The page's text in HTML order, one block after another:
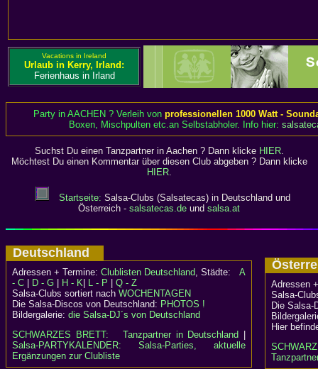
Vacations in Ireland
Urlaub in Kerry, Irland:
Ferienhaus in Irland
Party in AACHEN ? Verleih von professionellen 1000 Watt -
Boxen, Mischpulten etc.an Selbstabholer. Info hier:
Suchst Du einen Tanzpartner in Aachen ? Dann klicke HIER.
Möchtest Du einen Kommentar über diesen Club abgeben ? Dann klicke
HIER.
Startseite: Salsa-Clubs (Salsatecas) in Deutschland und
Österreich - salsatecas.de und salsa.at
Deutschland
Adressen + Termine: Clublisten Deutschland, Städte: A
- C
D - G H - K L - P
Q - Z
Salsa-Clubs sortiert nach WOCHENTAGEN
Die Salsa-Discos von Deutschland: PHOTOS !
Bildergalerie: die Salsa-DJ´s von Deutschland
SCHWARZES BRETT:
Tanzpartner in Deutschland
Salsa-PARTYKALENDER: Salsa-Parties, aktuelle
Ergänzungen zur Clubliste
Adressen
Salsa-
Die
Hier